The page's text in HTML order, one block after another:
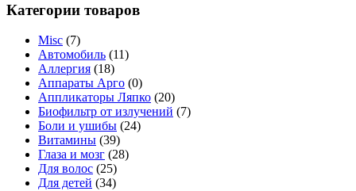
Категории товаров
Misc (7)
Автомобиль (11)
Аллергия (18)
Аппараты Арго (0)
Аппликаторы Ляпко (20)
Биофильтр от излучений (7)
Боли и ушибы (24)
Витамины (39)
Глаза и мозг (28)
Для волос (25)
Для детей (34)